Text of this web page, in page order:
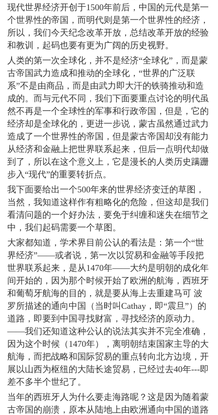
现代世界经济开创于1500年前后，中国的元代是第一
个世界性的帝国，而明代则是第一个世界性的经济，
所以，我们今天纪念改革开放，总结改革开放的经验
和教训，起码也要有更为广阔的历史视野。
人类的第一次全球化，并不是经济“全球化”，而是蒙
古帝国武力造成和推动的全球化，“世界的广泛联
系”不是由商品，而是由武力即大汗的铁骑推动和造
成的。而与元代不同，我们下面要重点讨论的明代虽
然不再是一个全球性的军事和行政帝国，但是，它的
经济却是全球化的，更进一步说，蒙古虽然通过武力
造成了一个世界性的帝国，但是蒙古帝国却没有能力
从经济和金融上把世界联系起来，但后一点明代却做
到了，所以在这个意义上，它是漫长的人类历史蹒跚
步入“现代”的重要转折点。
我下面要给出一个500年来的世界经济变迁的草图，
当然，我知道这样作有粗略化的危险，但这却是我们
看清问题的一个好办法，要免于纠缠和迷失在细节之
中，我们起码需要一个草图。
大家都知道，学术界目前公认的看法是：第一个“世
界经济”――或者说，第一次以贸易和金融等手段把
世界联系起来，是从1470年――大约是明朝的成化年
间开始的，因为那个时候开始了欧洲的航海，西班牙
和葡萄牙航海的目的，就是要从海上去重建马可 波
罗所描述的通向中国（当时叫Cathay，即“震旦”）的
道路，即要到中国寻找财富，寻找经济的原动力。
――我们还知道这种公认的说法其实并不完全准确，
因为这个时候（1470年），离明朝结束国家主导的大
航海，而把战略和国际贸易的重点转向北方边境，开
展以山西为枢纽的大陆长途贸易，已经过去40年---即
差不多半个世纪了。
当年的西班牙人为什么要走海路呢？这是因为随着蒙
古帝国的崩溃，原本从陆地上由欧洲通向中国的道路